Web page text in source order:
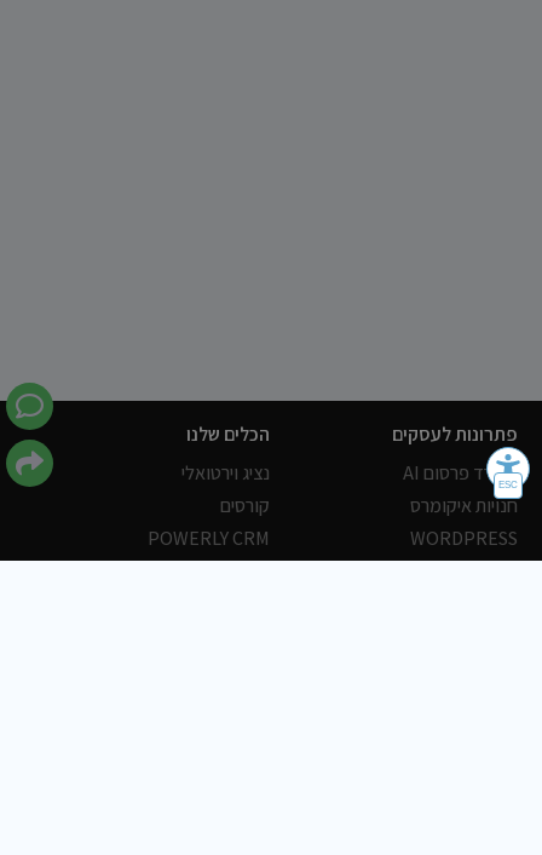
פתרונות לעסקים
משרד פרסום AI
חנויות איקומרס
WORDPRESS
הכלים שלנו
נציג וירטואלי
קורסים
POWERLY CRM